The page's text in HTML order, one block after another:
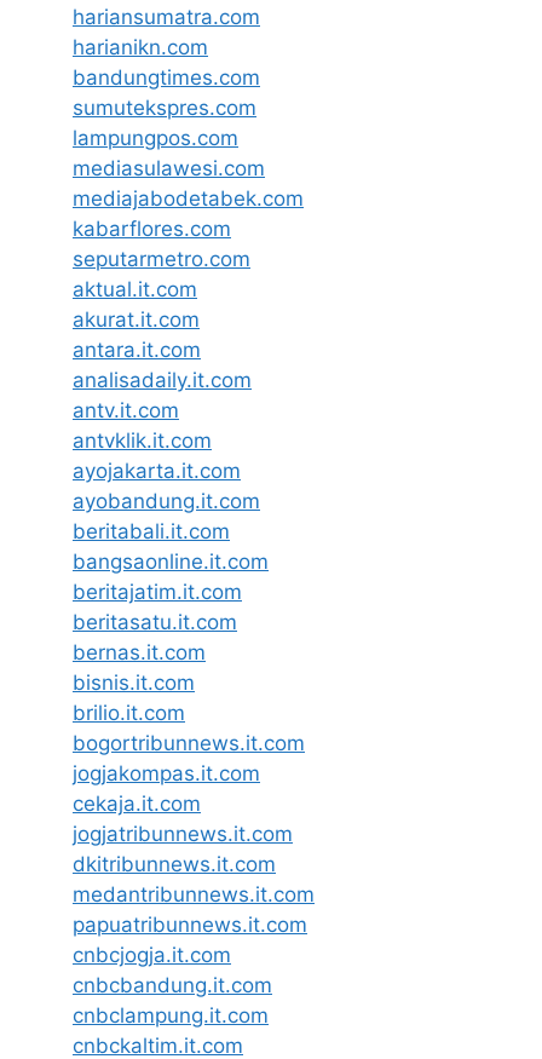
hariansumatra.com
harianikn.com
bandungtimes.com
sumutekspres.com
lampungpos.com
mediasulawesi.com
mediajabodetabek.com
kabarflores.com
seputarmetro.com
aktual.it.com
akurat.it.com
antara.it.com
analisadaily.it.com
antv.it.com
antvklik.it.com
ayojakarta.it.com
ayobandung.it.com
beritabali.it.com
bangsaonline.it.com
beritajatim.it.com
beritasatu.it.com
bernas.it.com
bisnis.it.com
brilio.it.com
bogortribunnews.it.com
jogjakompas.it.com
cekaja.it.com
jogjatribunnews.it.com
dkitribunnews.it.com
medantribunnews.it.com
papuatribunnews.it.com
cnbcjogja.it.com
cnbcbandung.it.com
cnbclampung.it.com
cnbckaltim.it.com